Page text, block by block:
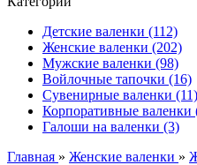
Детские валенки (112)
Женские валенки (202)
Мужские валенки (98)
Войлочные тапочки (16)
Сувенирные валенки (11)
Корпоративные валенки
Галоши на валенки (3)
Главная » Женские валенки »